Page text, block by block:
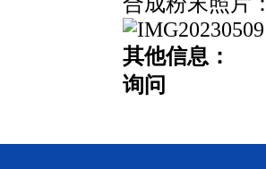
其他信息：
询问